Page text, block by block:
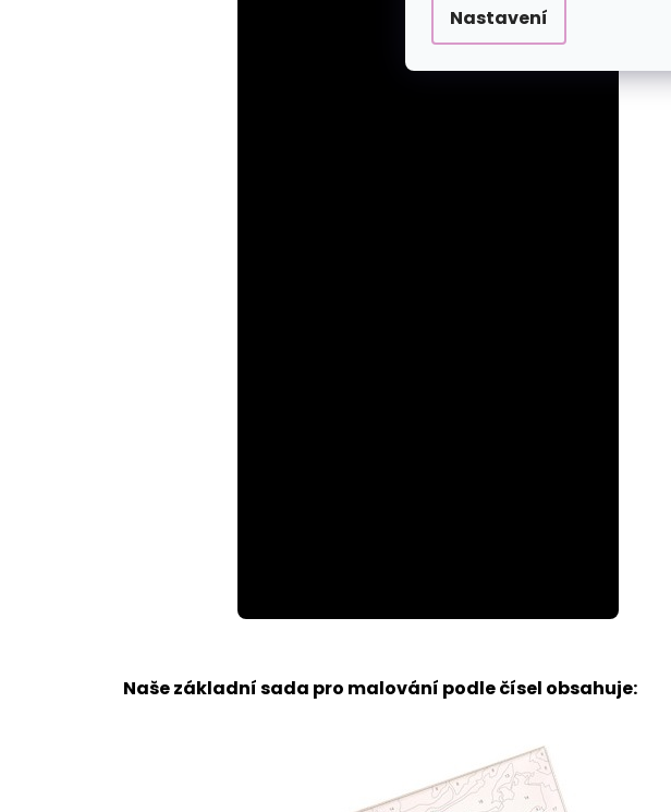
Nastavení
64.45%
Naše základní sada pro malování podle čísel obsahuje: